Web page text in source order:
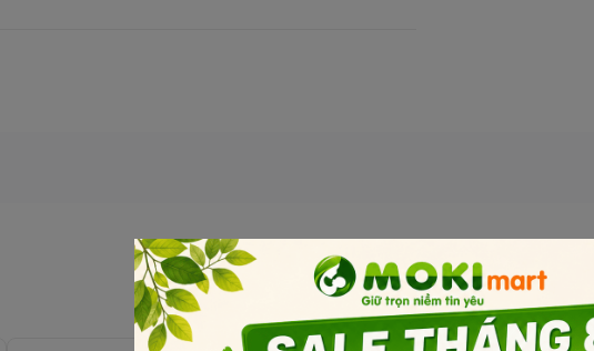
Sản phẩm liên quan